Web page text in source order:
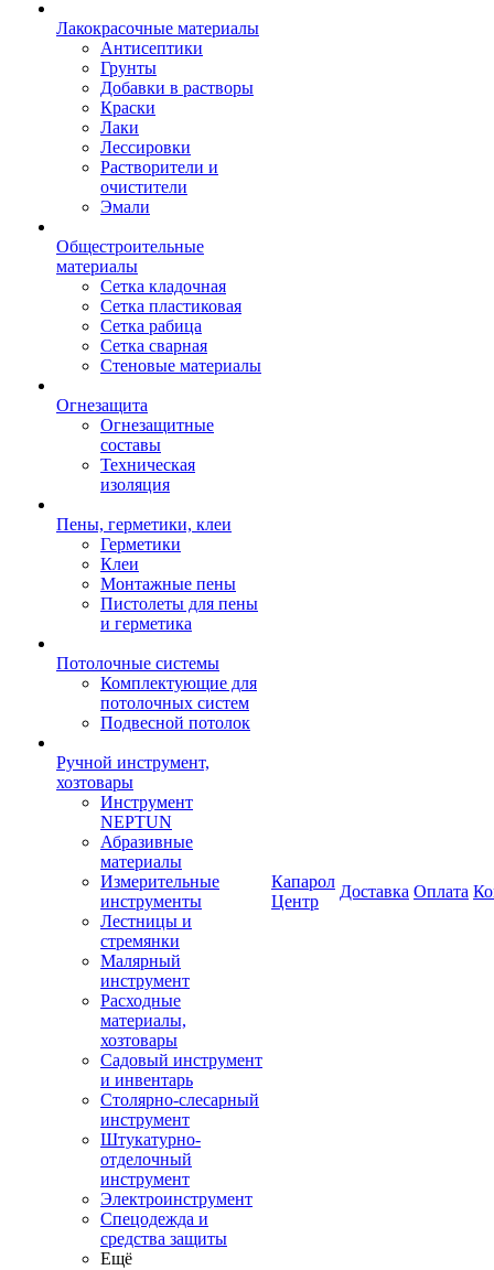
Лакокрасочные материалы
Антисептики
Грунты
Добавки в растворы
Краски
Лаки
Лессировки
Растворители и
очистители
Эмали
Общестроительные
материалы
Сетка кладочная
Сетка пластиковая
Сетка рабица
Сетка сварная
Стеновые материалы
Огнезащита
Огнезащитные
составы
Техническая
изоляция
Пены, герметики, клеи
Герметики
Клеи
Монтажные пены
Пистолеты для пены
и герметика
Потолочные системы
Комплектующие для
потолочных систем
Подвесной потолок
Ручной инструмент,
хозтовары
Инструмент
NEPTUN
Абразивные
материалы
Измерительные
инструменты
Лестницы и
стремянки
Малярный
инструмент
Расходные
материалы,
хозтовары
Садовый инструмент
и инвентарь
Столярно-слесарный
инструмент
Штукатурно-
отделочный
инструмент
Электроинструмент
Спецодежда и
средства защиты
Ещё
Капарол
Центр
Доставка Оплата